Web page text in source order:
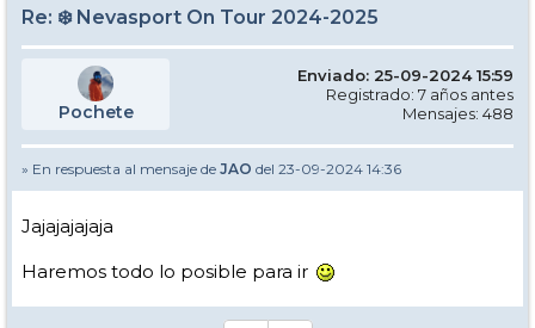
Re: ❄️ Nevasport On Tour 2024-2025
Pochete
Enviado: 25-09-2024 15:59
Registrado: 7 años antes
Mensajes: 488
» En respuesta al mensaje de JAO del 23-09-2024 14:36
Jajajajajaja
Haremos todo lo posible para ir